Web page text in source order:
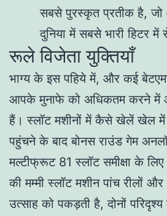
सबसे पुरस्कृत प्रतीक है,
दुनिया में सबसे भारी हिटर में
रूले विजेता युक्तियाँ
भाग्य के इस पहिये में, और कई
आपके मुनाफे को अधिकतम करने में
हैं। स्लॉट मशीनों में कैसे खेलें खेल में
पहुंचने के बाद बोनस राउंड गेम
मल्टीफ्रूट 81 स्लॉट समीक्षा के
की मम्मी स्लॉट मशीन पांच रीलों
उत्साह को पकड़ती है, दोनों